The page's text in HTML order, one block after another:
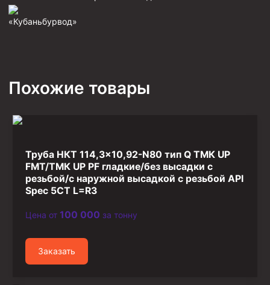
Ключи
Метчики ловильные
Колокола ловильные
Рукава буровые
Стропы
Стропы канатные ВК
«Кубаньбурвод»
Похожие товары
Труба НКТ 114,3×10,92-N80 тип Q ТМК UP
FMT/ТМК UP PF гладкие/без высадки с
резьбой/с наружной высадкой с резьбой API
Spec 5CT L=R3
Цена от 100 000 за тонну
Заказать